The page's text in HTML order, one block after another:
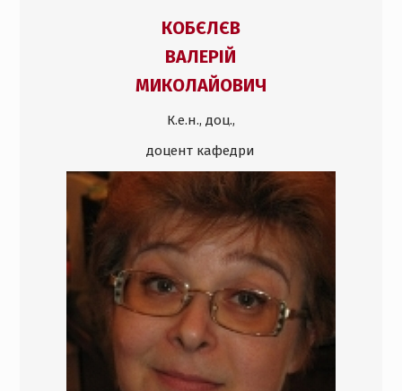
КОБЄЛЄВ
ВАЛЕРІЙ
МИКОЛАЙОВИЧ
К.е.н., доц.,
доцент кафедри